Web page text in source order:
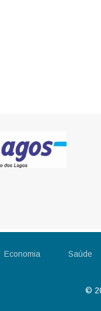
Economia Saúde
©